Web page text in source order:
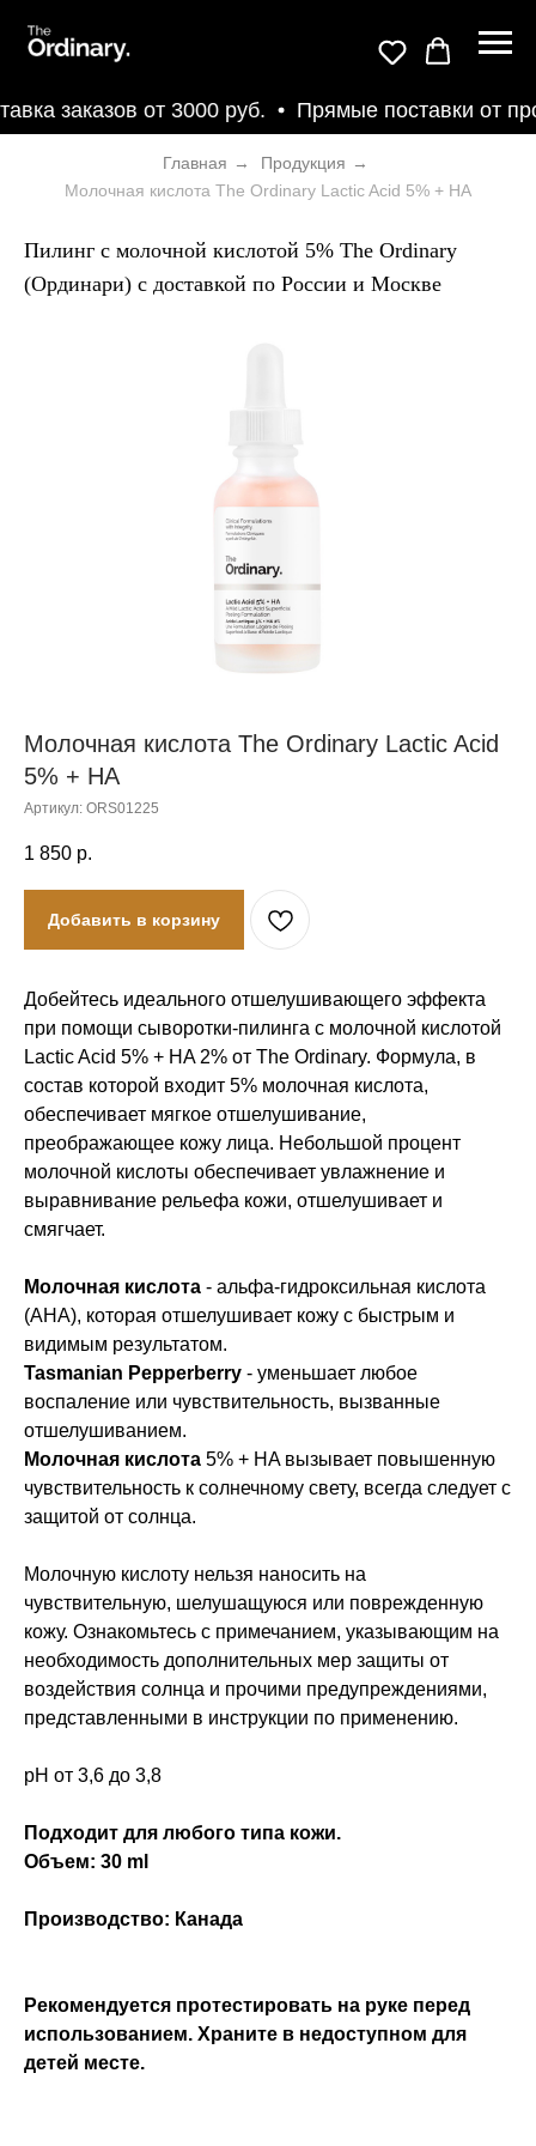
заказов от 3000 руб. Прямые поставки от
Главная → Продукция →
Молочная кислота The Ordinary Lactic Acid 5% + HA
Пилинг с молочной кислотой 5% The Ordinary
(Ординари) с доставкой по России и Москве
Молочная кислота The Ordinary Lactic Acid
5% + HA
Артикул: ORS01225
1 850 р.
Добавить в корзину
Добейтесь идеального отшелушивающего эффекта
при помощи сыворотки-пилинга с молочной кислотой
Lactic Acid 5% + HA 2% от The Ordinary. Формула, в
состав которой входит 5% молочная кислота,
обеспечивает мягкое отшелушивание,
преображающее кожу лица. Небольшой процент
молочной кислоты обеспечивает увлажнение и
выравнивание рельефа кожи, отшелушивает и
смягчает.
Молочная кислота - альфа-гидроксильная кислота
(AHA), которая отшелушивает кожу с быстрым и
видимым результатом.
Tasmanian Pepperberry - уменьшает любое
воспаление или чувствительность, вызванные
отшелушиванием.
Молочная кислота 5% + HA вызывает повышенную
чувствительность к солнечному свету, всегда следует с
защитой от солнца.
Молочную кислоту нельзя наносить на
чувствительную, шелушащуюся или поврежденную
кожу. Ознакомьтесь с примечанием, указывающим на
необходимость дополнительных мер защиты от
воздействия солнца и прочими предупреждениями,
представленными в инструкции по применению.
рН от 3,6 до 3,8
Подходит для любого типа кожи.
Объем: 30 ml
Производство: Канада
Рекомендуется протестировать на руке перед
использованием. Храните в недоступном для
детей месте.